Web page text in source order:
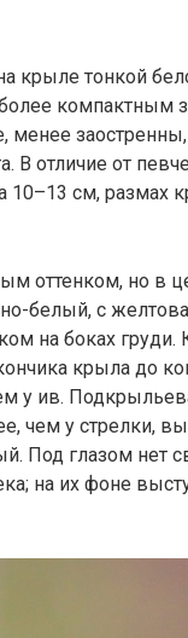
крыле тонкой
компактным
менее
В отличие от
10–13 см, размах
оттенком, но в
белый, с
на боках
крыла до
у ив.
чем у стрелки,
Под глазом нет
на их фоне